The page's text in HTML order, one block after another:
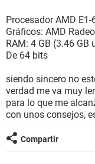
Procesador AMD E1-
Gráficos: AMD
RAM: 4 GB (3.46 GB
De 64 bits
siendo sincero no
verdad me va muy
para lo que me
con unos consejos,
Compartir